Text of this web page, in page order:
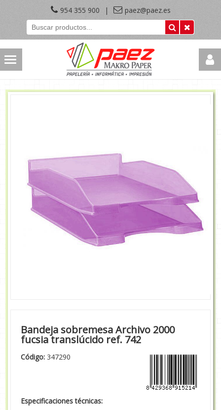
954 355 900 | paez@paez.es
Bandeja sobremesa Archivo 2000
fucsia translúcido ref. 742
Código: 347290
Especificaciones técnicas: